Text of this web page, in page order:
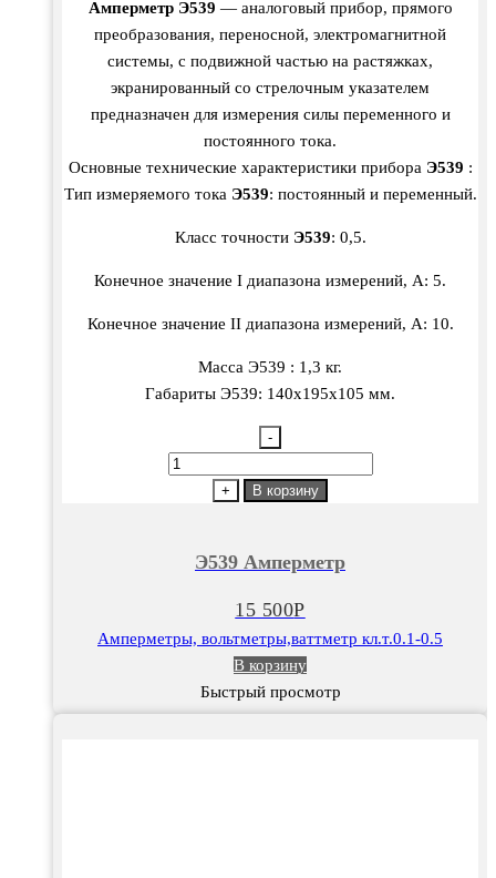
Амперметр Э539 — аналоговый прибор, прямого
преобразования, переносной, электромагнитной
системы, с подвижной частью на растяжках,
экранированный со стрелочным указателем
предназначен для измерения силы переменного и
постоянного тока.
Основные технические характеристики прибора Э539 :
Тип измеряемого тока Э539: постоянный и переменный.
Класс точности Э539: 0,5.
Конечное значение I диапазона измерений, А: 5.
Конечное значение II диапазона измерений, А: 10.
Масса Э539 : 1,3 кг.
Габариты Э539: 140х195х105 мм.
-
Количество
+ В корзину
Э539 Амперметр
15 500Р
Амперметры, вольтметры,ваттметр кл.т.0.1-0.5
В корзину
Быстрый просмотр